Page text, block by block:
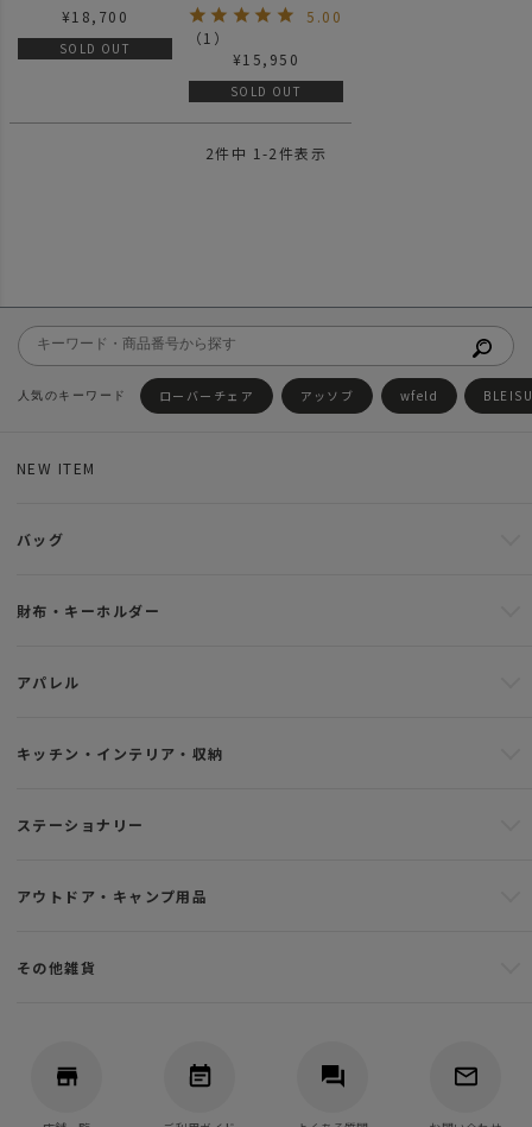
ket × AS2OV /
ズル 別注
¥18,700
SOLD OUT
属
5.00
（1 ）
¥15,950
SOLD OUT
2件中 1 -2件表示
ローバーチェア アッソブ wfeld
NEW ITEM
バッグ
財布・キーホルダー
アパレル
キッチン・インテリア・収納
ステーショナリー
アウトドア・キャンプ用品
その他雑貨